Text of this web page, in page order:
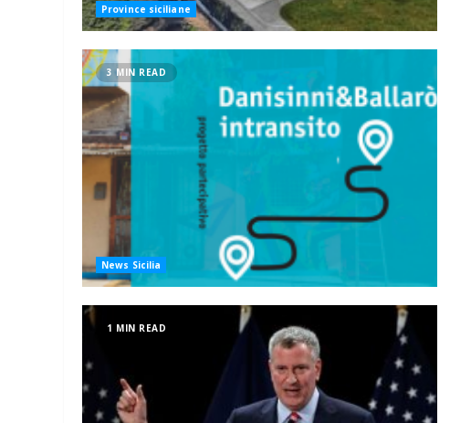
Province siciliane
3 MIN READ
News Sicilia
1 MIN READ